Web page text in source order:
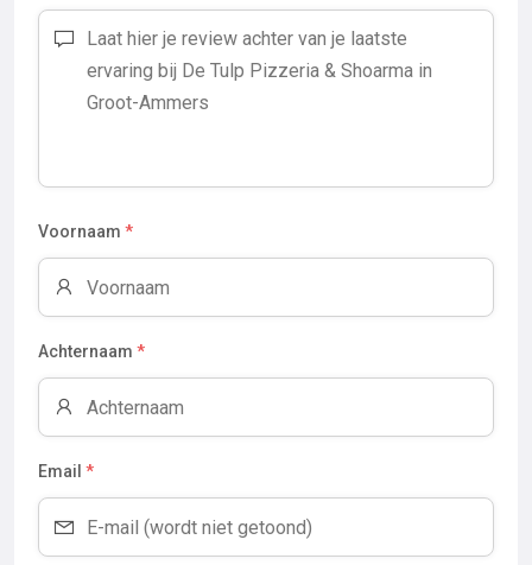
Voornaam *
Achternaam *
Email *